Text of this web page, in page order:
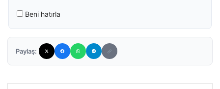
Beni hatırla
Paylaş: